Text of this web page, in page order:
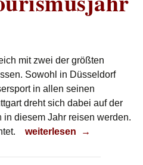
mit zwei der größten
Sowohl in Düsseldorf
in allen seinen
dreht sich dabei auf der
diesem Jahr reisen werden.
Start ins Tourismusjahr
weiterlesen →